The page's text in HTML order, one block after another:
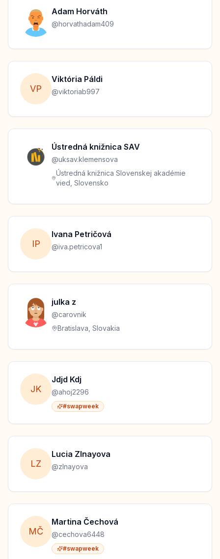
Adam Horváth
@horvathadam409
VP
Viktória Páldi
@viktoriab997
Ústredná knižnica SAV
@uksav.klemensova
Ústredná knižnica Slovenskej akadémie
vied, Slovensko
IP
Ivana Petričová
@iva.petricova1
julka z
@carovnik
Bratislava, Slovakia
JK
Jdjd Kdj
@ahoj2296
#swapweek
LZ
Lucia Zlnayova
@zlnayova
MČ
Martina Čechová
@cechova6448
#swapweek